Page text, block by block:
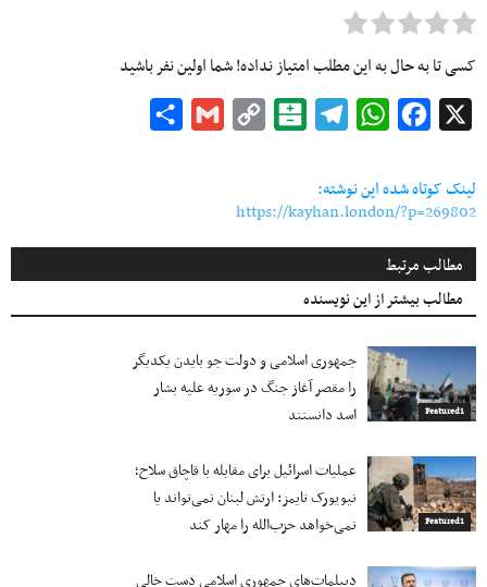
کسی تا به حال به این مطلب امتیاز نداده! شما اولین نفر باشید
Facebook
WhatsApp
Telegram
Balatarin
Copy
Gmail
لینک کوتاه شده این نوشته:
https://kayhan.london/?p=269802
مطالب مرتبط
مطالب بیشتر از این نویسنده
Featured1
جمهوری اسلامی و دولت جو بایدن یکدیگر
را مقصر آغاز جنگ در سوریه علیه بشار
اسد دانستند
Featured1
عملیات اسرائیل برای مقابله با قاچاق سلاح؛
نیویورک تایمز: ارتش لبنان نمی‌تواند یا
نمی‌خواهد حزب‌الله را مهار کند
دیپلمات‌های جمهوری اسلامی دست خالی